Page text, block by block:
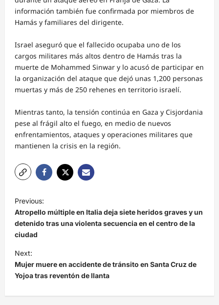
información también fue confirmada por miembros de
Hamás y familiares del dirigente.
Israel aseguró que el fallecido ocupaba uno de los
cargos militares más altos dentro de Hamás tras la
muerte de Mohammed Sinwar y lo acusó de participar en
la organización del ataque que dejó unas 1,200 personas
muertas y más de 250 rehenes en territorio israelí.
Mientras tanto, la tensión continúa en Gaza y Cisjordania
pese al frágil alto el fuego, en medio de nuevos
enfrentamientos, ataques y operaciones militares que
mantienen la crisis en la región.
N
a
v
e
g
a
Previous:
Atropello múltiple en Italia deja siete heridos graves y un
detenido tras una violenta secuencia en el centro de la
ciudad
Next:
Mujer muere en accidente de tránsito en Santa Cruz de
Yojoa tras reventón de llanta